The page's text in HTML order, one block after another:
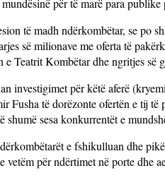
për të marë para
të madh ndërkombëtar, se po
së milionave me oferta të
e Teatrit Kombëtar dhe ngritjes
investigimet për këtë aferë
Fusha të dorëzonte ofertën e tij
shumë sesa konkurrentët e
e fshikulluan dhe
vetëm për ndërtimet në porte dhe